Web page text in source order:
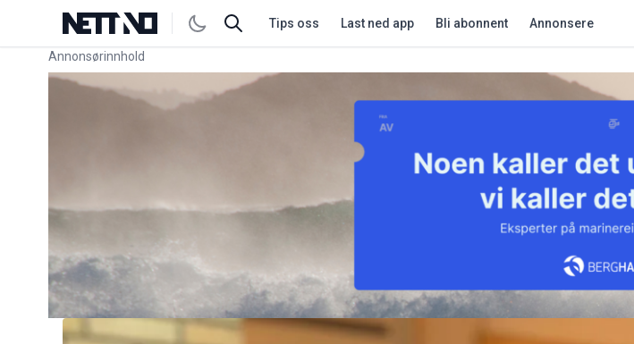
Tips oss Last ned app Bli abonnent Annonsere
Annonsørinnhold
Link for annonse